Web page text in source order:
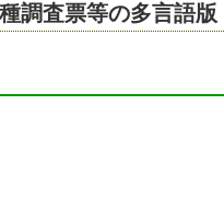
調査票等の多言語版